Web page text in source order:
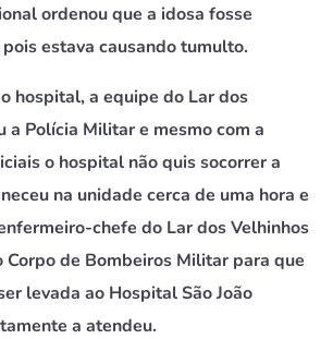
ordenou que a idosa fosse
estava causando tumulto.
hospital, a equipe do Lar dos
a Polícia Militar e mesmo com a
o hospital não quis socorrer a
na unidade cerca de uma hora e
chefe do Lar dos Velhinhos
de Bombeiros Militar para que
levada ao Hospital São João
a atendeu.